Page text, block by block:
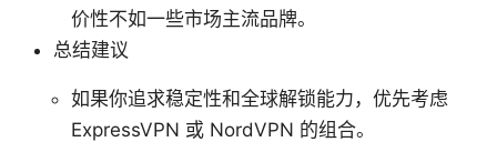
价性不如一些市场主流品牌。
总结建议
如果你追求稳定性和全球解锁能力，优先考虑
ExpressVPN 或 NordVPN 的组合。